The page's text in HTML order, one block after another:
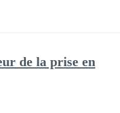
de la prise en